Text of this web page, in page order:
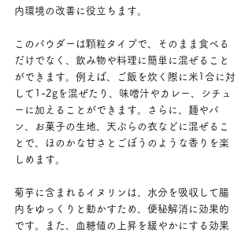
内環境の改善に役立ちます。
このパウダーは顆粒タイプで、そのまま食べる
だけでなく、飲み物や料理に簡単に混ぜること
ができます。例えば、ご飯を炊く際に米1合に対
して1-2gを混ぜたり、味噌汁やカレー、シチュ
ーに加えることができます。さらに、麺やパ
ン、お菓子の生地、天ぷらの衣などに混ぜるこ
とで、ほのかな甘さとごぼうのような香りを楽
しめます。
菊芋に含まれるイヌリンは、水分を吸収して腸
内をゆっくりと動かすため、便秘解消に効果的
です。また、血糖値の上昇を緩やかにする効果